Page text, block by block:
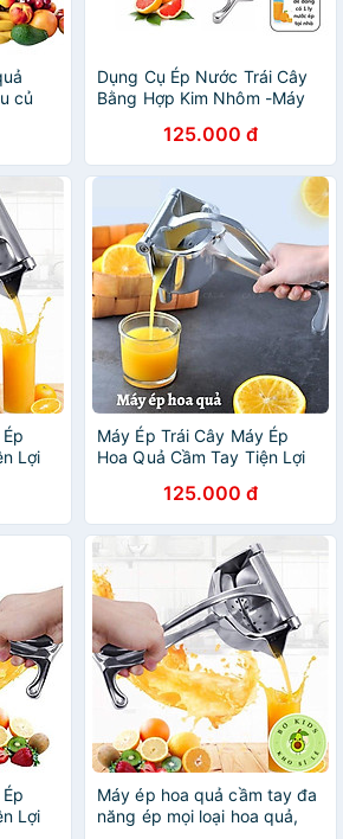
củ
Dụng Cụ Ép Nước Trái Cây
Bằng Hợp Kim Nhôm -Máy
Loại 1 - Chính Hãng MINIIN
125.000 đ
Lợi
Máy Ép Trái Cây Máy Ép
Hoa Quả Cầm Tay Tiện Lợi
125.000 đ
Lợi
Máy ép hoa quả cầm tay đa
năng ép mọi loại hoa quả,